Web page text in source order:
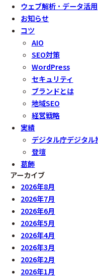
ウェブ解析・データ活用
お知らせ
コツ
AIO
SEO対策
WordPress
セキュリティ
ブランドとは
地域SEO
経営戦略
実績
デジタル庁デジタル
登壇
葛飾
アーカイブ
2026年8月
2026年7月
2026年6月
2026年5月
2026年4月
2026年3月
2026年2月
2026年1月